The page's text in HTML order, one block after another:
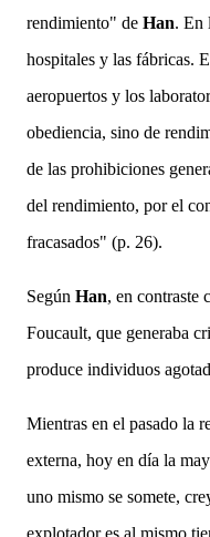
rendimiento" de Han. En
hospitales y las fábricas.
aeropuertos y los
obediencia, sino de
de las prohibiciones
del rendimiento, por el
fracasados" (p. 26).
Según Han, en contraste
Foucault, que generaba
produce individuos
Mientras en el pasado la
externa, hoy en día la
uno mismo se somete,
explotador es al mismo